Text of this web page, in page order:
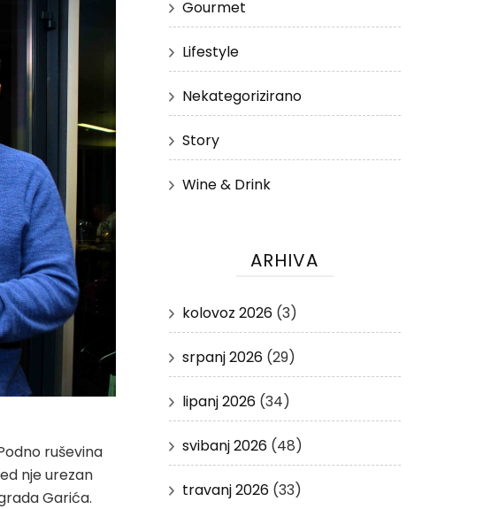
ruševina
nje urezan
Garića.
Gourmet
Lifestyle
Nekategorizirano
Story
Wine & Drink
ARHIVA
kolovoz 2026(3)
srpanj 2026(29)
lipanj 2026(34)
svibanj 2026(48)
travanj 2026(33)